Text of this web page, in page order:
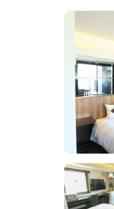
thuốc